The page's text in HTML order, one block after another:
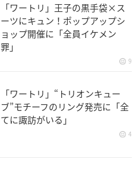
「ワートリ」王子の黒手袋×ス
ーツにキュン！ポップアップシ
ョップ開催に「全員イケメン
罪」
9
「ワートリ」“トリオンキュー
ブ”モチーフのリング発売に「全
てに諏訪がいる」
4